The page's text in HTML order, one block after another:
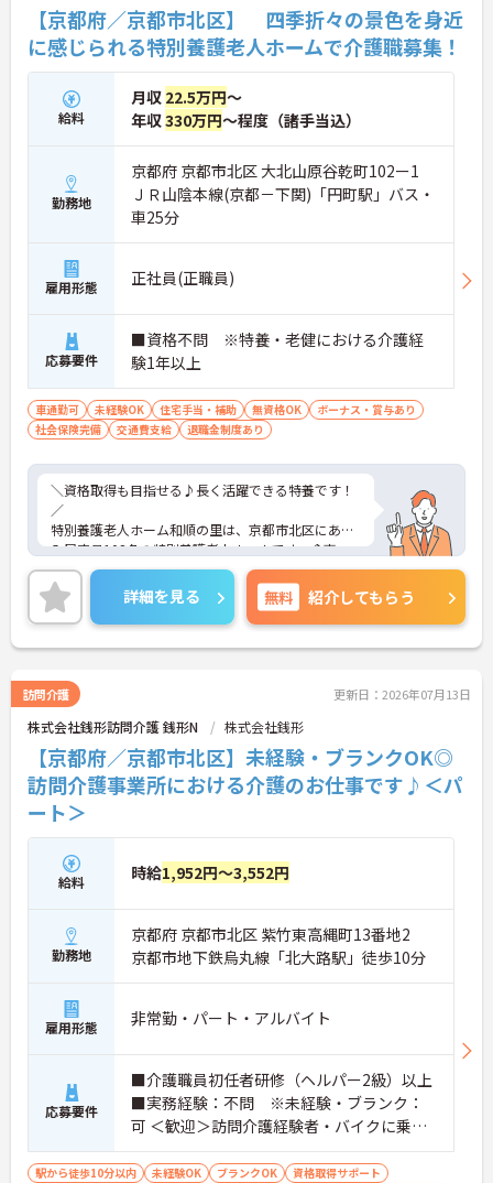
【京都府／京都市北区】 四季折々の景色を身近
に感じられる特別養護老人ホームで介護職募集！
給料
月収 22.5万円～
年収330万円～程度（諸手当込）
勤務地
京都府 京都市北区 大北山原谷乾町102ー1
ＪＲ山陰本線(京都－下関)「円町駅」バス・
車25分
雇用形態 正社員(正職員)
応募要件
■資格不問 ※特養・老健における介護経
験1年以上
車通勤可 未経験OK 住宅手当・補助 無資格OK
ボーナス・賞与あり
社会保険完備
交通費支給 退職金制度あり
＼資格取得も目指せる♪長く活躍できる特養です！
／
特別養護老人ホーム和順の里は、京都市北区にある
入居定員108名の特別養護老人ホームです。食事・
入浴・排泄などの日常生活のサポートはもちろん、
レクリエーションや季節行事、外出支援にも力を入
れ、入居者様一人ひとりの暮らしに寄り添った介護
を大切にしています。施設規模が大きいため幅広い
ケースに関わることができ、介護職としての経験を
「ケアマネジャー」などの資格取得支援制度もあ
り、スキルアップやキャリアアップを目指したい方
にもおすすめ♪住宅手当や退職金制度など福利厚生
も整っており、腰を据えて働きたい方にぴったりの
職場です。
■ 「資格取得」も応援する環境♪
働きながらキャリアアップを目指せます！
・介護福祉士やケアマネジャーの資格取得支援あり
・経験を活かしながらさらなる成長が可能
・長期的なキャリア形成を後押しする環境
→ 将来を見据えてスキルアップしたい方にもおすす
めです♪
■ 残業少なめで働きやすい♪
・時間外勤務は月平均2時間程度
・住宅手当や退職金制度あり
→ 仕事とプライベートの両立もしやすい環境です♪
■ 暮らしに寄り添う介護ができる♪
詳細を見る 無料 紹介してもらう
訪問介護 更新日：2026年07月13日
株式会社銭形訪問介護 銭形N 株式会社銭形
【京都府／京都市北区】未経験・ブランクOK◎
訪問介護事業所における介護のお仕事です♪＜パ
ート＞
給料 時給1,952円～3,552円
勤務地
京都府 京都市北区 紫竹東高縄町13番地2
京都市地下鉄烏丸線「北大路駅」徒歩10分
雇用形態 非常勤・パート・アルバイト
応募要件
■介護職員初任者研修（ヘルパー2級）以上
■実務経験：不問 ※未経験・ブランク：
可 ＜歓迎＞訪問介護経験者・バイクに乗れ
る方
駅から徒歩10分以内 未経験OK ブランクOK
資格取得サポート